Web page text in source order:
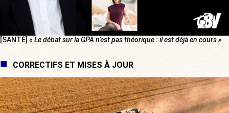
[SANTÉ] « Le débat sur la GPA n’est pas théorique : il est déjà en cours »
CORRECTIFS ET MISES À JOUR